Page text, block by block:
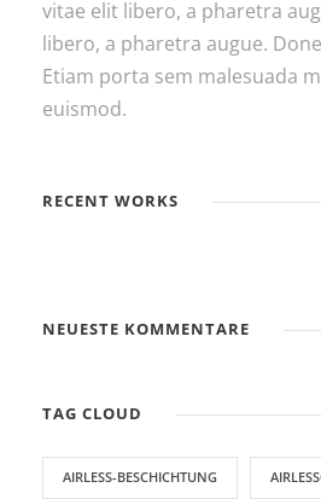
vitae elit libero, a pharetra
libero, a pharetra augue.
Etiam porta sem malesuada
euismod.
RECENT WORKS
NEUESTE KOMMENTARE
TAG CLOUD
AIRLESS-BESCHICHTUNG